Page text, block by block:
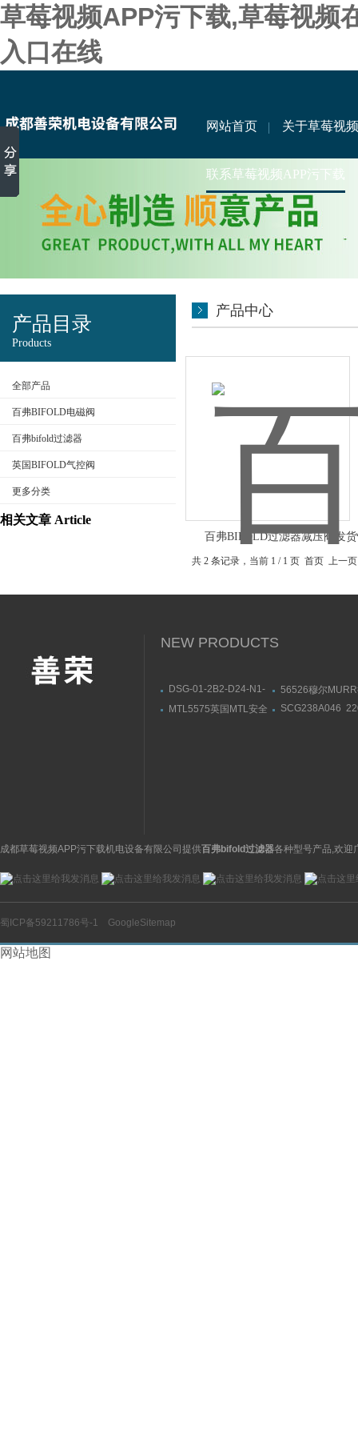
草莓视频APP污下载,草莓视频
入口在线
网站首页 关于草莓视
联系草莓视频APP污下载
产品目录
Products
全部产品
百弗BIFOLD电磁阀
百弗bifold过滤器
英国BIFOLD气控阀
更多分类
相关文章 Article
产品中心
百弗BIFOLD过滤器减压阀发
共 2 条记录，当前 1 / 1 页 首页 上
NEW PRODUCTS
DSG-01-2B2-D24-N1-
件一览
56526穆尔
模块安装连接尺寸
MTL5575英国MTL安全
SCG238A046
成都草莓视频APP污下载机电设备有限公司提供百弗bifold过滤器各种型号产品,欢迎
蜀ICP备59211786号-1 GoogleSitemap
网站地图